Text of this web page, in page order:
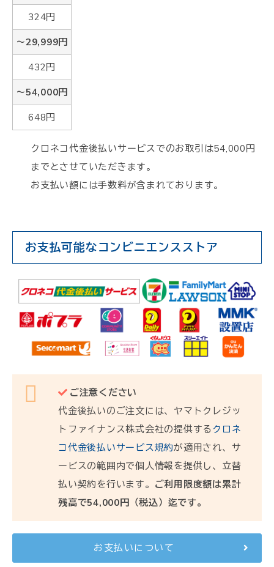
324円
～29,999円
432円
～54,000円
648円
クロネコ代金後払いサービスでのお取引は54,000円
までとさせていただきます。
お支払い額には手数料が含まれております。
お支払可能なコンビニエンスストア
ご注意ください
代金後払いのご注文には、ヤマトクレジッ
トファイナンス株式会社の提供する クロネ
コ代金後払いサービス規約が適用され、サ
ービスの範囲内で個人情報を提供し、立替
払い契約を行います。 ご利用限度額は累計
残高で54,000円（税込）迄です。
お支払いについて